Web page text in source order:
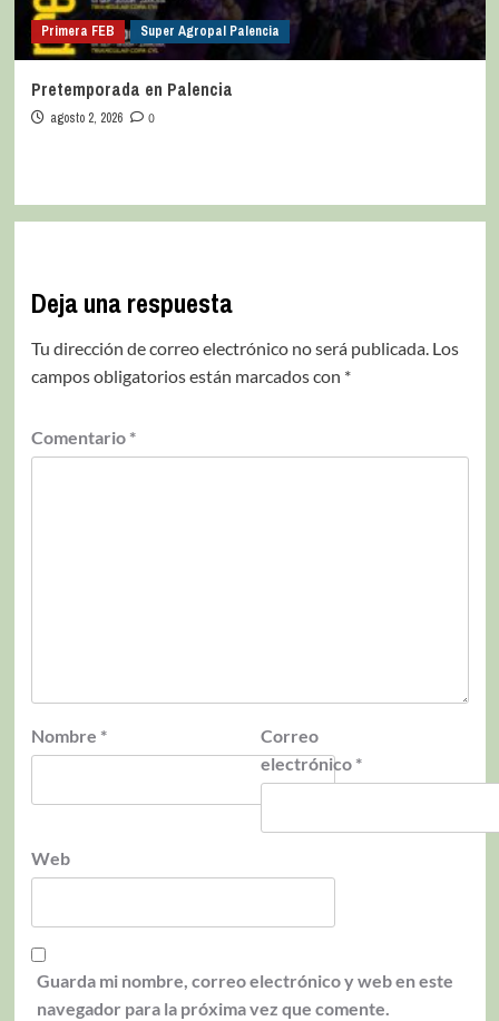
Primera FEB Super Agropal Palencia
Pretemporada en Palencia
agosto 2, 2026 0
Deja una respuesta
Tu dirección de correo electrónico no será publicada. Los
campos obligatorios están marcados con *
Comentario *
Nombre *
Correo
electrónico *
Web
Guarda mi nombre, correo electrónico y web en este
navegador para la próxima vez que comente.